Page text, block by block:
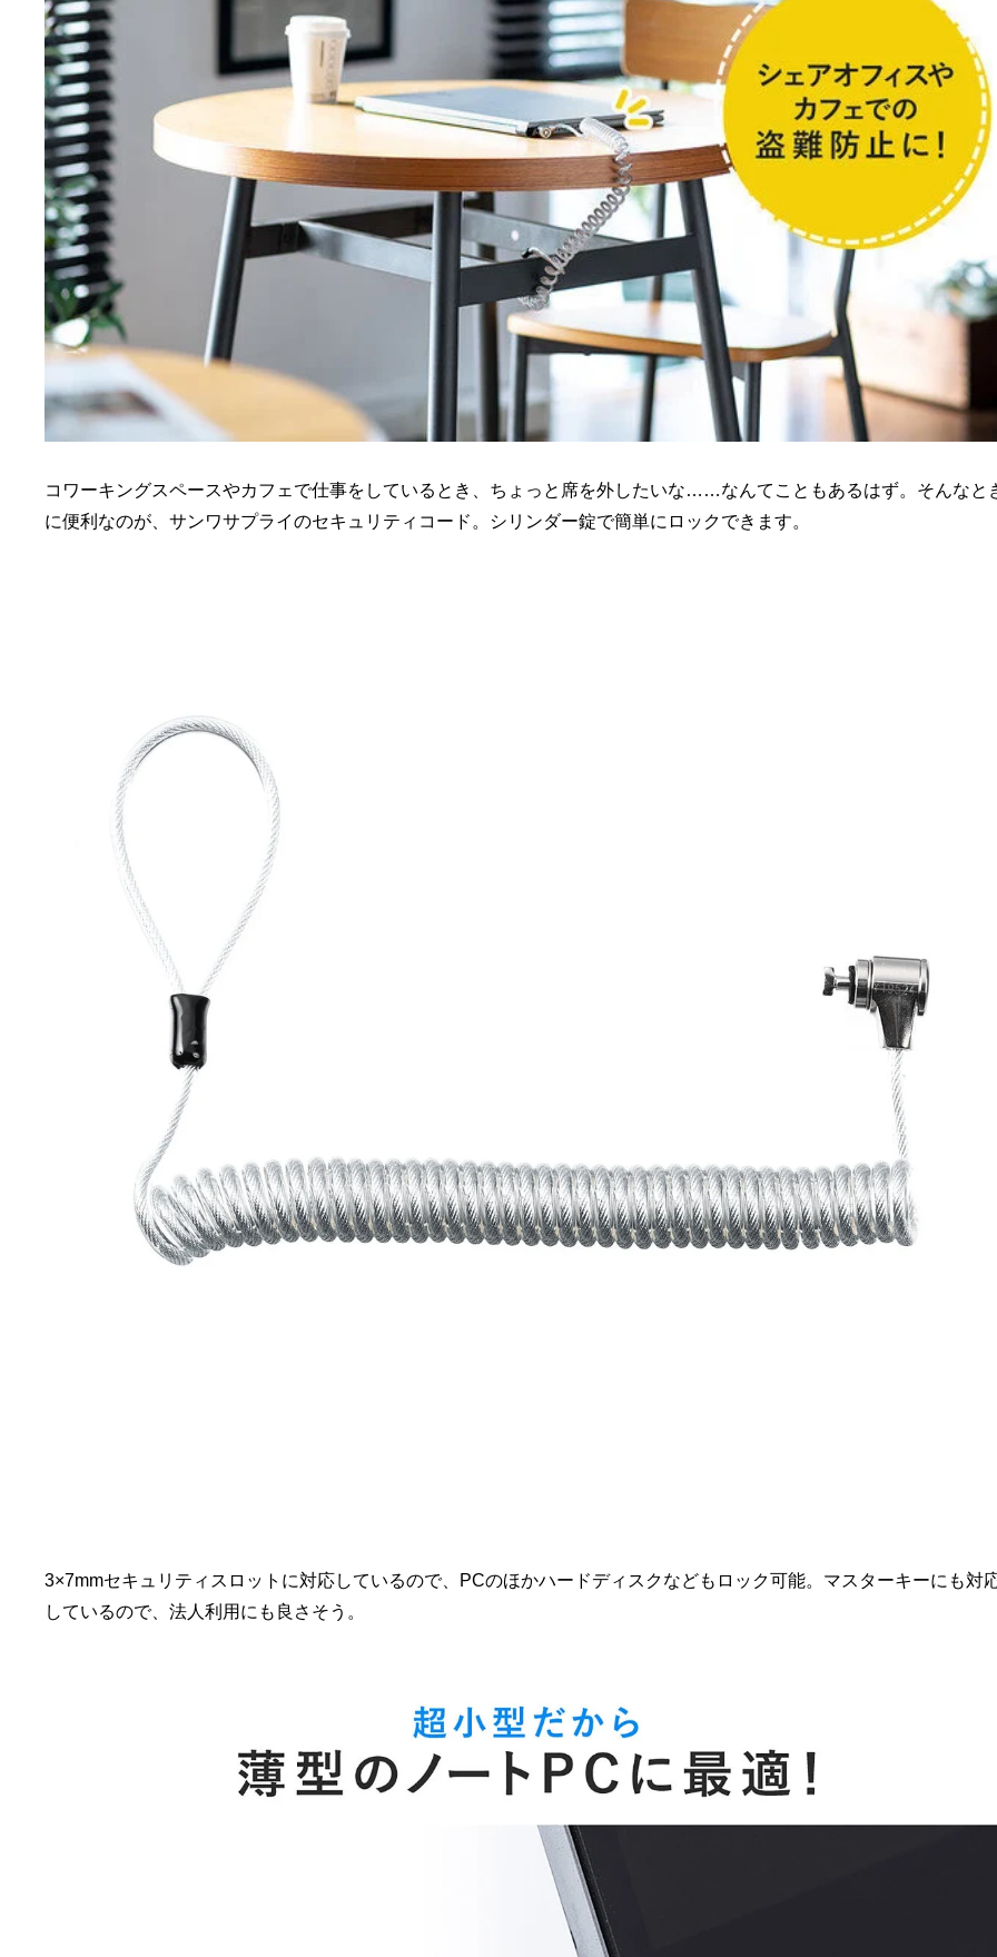
コワーキングスペースやカフェで仕事をしているとき、ちょっと席を外したいな……なんてこともあるはず。そんなと
に便利なのが、サンワサプライのセキュリティコード。シリンダー錠で簡単にロックできます。
3×7mmセキュリティスロットに対応しているので、PCのほかハードディスクなどもロック可能。マスターキーにも対
しているので、法人利用にも良さそう。